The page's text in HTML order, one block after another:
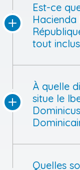
Est-ce
Hacienda
tout
À quelle
situe le
Quelles